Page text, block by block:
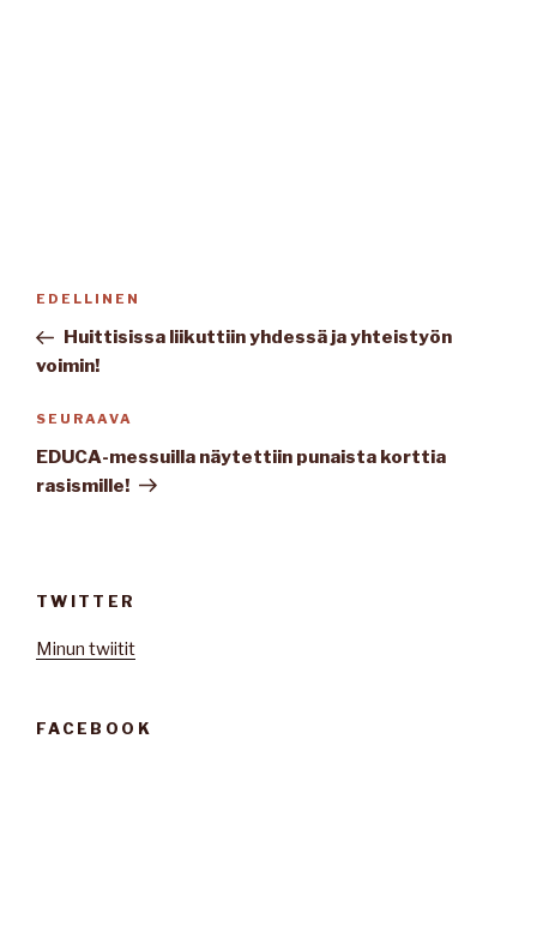
Edellinen
artikkeli
EDELLINEN
Huittisissa liikuttiin yhdessä ja yhteistyön
voimin!
Seuraava
artikkeli
SEURAAVA
EDUCA-messuilla näytettiin punaista korttia
rasismille!
TWITTER
Minun twiitit
FACEBOOK